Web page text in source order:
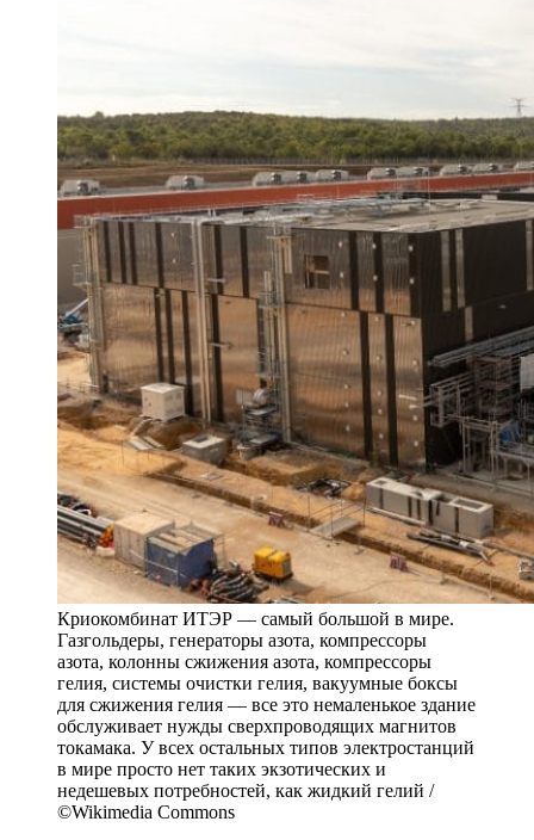
Криокомбинат ИТЭР — самый большой в мире.
Газгольдеры, генераторы азота, компрессоры
азота, колонны сжижения азота, компрессоры
гелия, системы очистки гелия, вакуумные боксы
для сжижения гелия — все это немаленькое здание
обслуживает нужды сверхпроводящих магнитов
токамака. У всех остальных типов электростанций
в мире просто нет таких экзотических и
недешевых потребностей, как жидкий гелий /
©Wikimedia Commons